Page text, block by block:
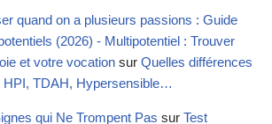
quand on a plusieurs passions : Guide
(2026) - Multipotentiel : Trouver
et votre vocation sur Quelles différences
HPI, TDAH, Hypersensible…
qui Ne Trompent Pas sur Test